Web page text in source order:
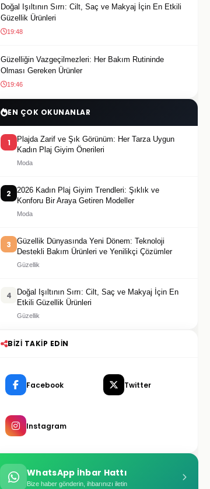
Doğal Işıltının Sırrı: Cilt, Saç ve Makyaj İçin En Etkili
Güzellik Ürünleri
19:48
Güzelliğin Vazgeçilmezleri: Her Bakım Rutininde
Olması Gereken Ürünler
19:46
EN ÇOK OKUNANLAR
1
Plajda Zarif ve Şık Görünüm: Her Tarza Uygun
Kadın Plaj Giyim Önerileri
Moda
2
2026 Kadın Plaj Giyim Trendleri: Şıklık ve
Konforu Bir Araya Getiren Modeller
Moda
3
Güzellik Dünyasında Yeni Dönem: Teknoloji
Destekli Bakım Ürünleri ve Yenilikçi Çözümler
Güzellik
4
Doğal Işıltının Sırrı: Cilt, Saç ve Makyaj İçin En
Etkili Güzellik Ürünleri
Güzellik
BIZI TAKIP EDIN
Facebook Twitter
Instagram
WhatsApp İhbar Hattı
Bize haber gönderin, ihbarınızı iletin